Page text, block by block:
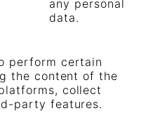
any personal
data.
perform certain
the content of the
collect
party features.